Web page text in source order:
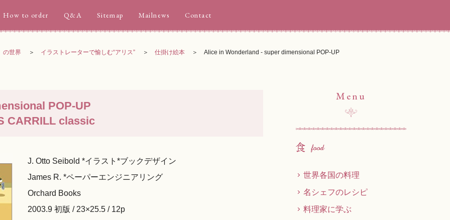
How to order Q&A Sitemap Mailnews Contact
の世界 イラストレーターで愉しむ“アリス” 仕掛け絵本 Alice in Wonderland - super dimensional POP-UP
POP-UP
CARRILL classic
J. Otto Seibold *イラスト*ブックデザイン
James R. *ペーパーエンジニアリング
Orchard Books
2003.9 初版 / 23×25.5 / 12p
Menu
世界各国の料理
名シェフのレシピ
料理家に学ぶ